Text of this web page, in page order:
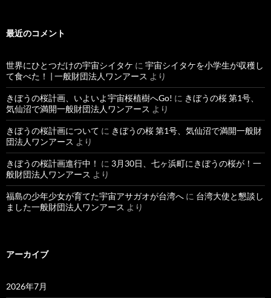
最近のコメント
世界にひとつだけの宇宙シイタケ に 宇宙シイタケを小学生が収穫し
て食べた！ | 一般財団法人ワンアース より
きぼうの桜計画、いよいよ宇宙桜植樹へGo! に きぼうの桜 第1号、
気仙沼で満開一般財団法人ワンアース より
きぼうの桜計画について に きぼうの桜 第1号、気仙沼で満開一般財
団法人ワンアース より
きぼうの桜計画進行中！ に 3月30日、七ヶ浜町にきぼうの桜が！一
般財団法人ワンアース より
福島の少年少女が育てた宇宙アサガオが台湾へ に 台湾大使と懇談し
ました一般財団法人ワンアース より
アーカイブ
2026年7月